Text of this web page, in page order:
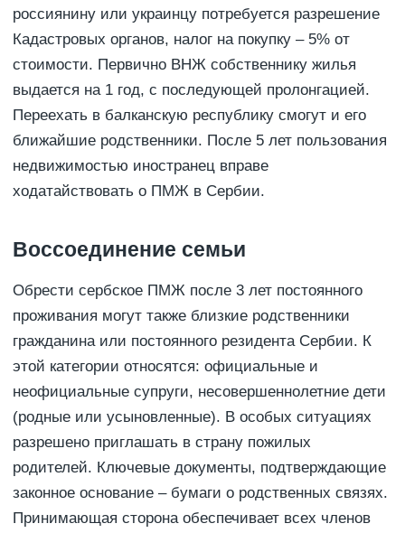
россиянину или украинцу потребуется разрешение
Кадастровых органов, налог на покупку – 5% от
стоимости. Первично ВНЖ собственнику жилья
выдается на 1 год, с последующей пролонгацией.
Переехать в балканскую республику смогут и его
ближайшие родственники. После 5 лет пользования
недвижимостью иностранец вправе
ходатайствовать о ПМЖ в Сербии.
Воссоединение семьи
Обрести сербское ПМЖ после 3 лет постоянного
проживания могут также близкие родственники
гражданина или постоянного резидента Сербии. К
этой категории относятся: официальные и
неофициальные супруги, несовершеннолетние дети
(родные или усыновленные). В особых ситуациях
разрешено приглашать в страну пожилых
родителей. Ключевые документы, подтверждающие
законное основание – бумаги о родственных связях.
Принимающая сторона обеспечивает всех членов